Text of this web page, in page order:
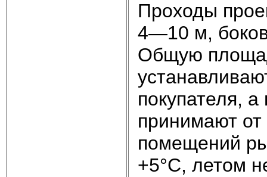
Проходы
4—10 м,
Общую
покупателя,
принимают
помещений
+5°С, летом